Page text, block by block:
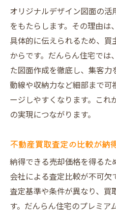
オリジナルデザイン図面の
をもたらします。その理由
具体的に伝えられるため、
からです。だんらん住宅では
た図面作成を徹底し、集客力
動線や収納力など細部まで
ージしやすくなります。こ
の実現につながります。
不動産買取査定の比較が納
納得できる売却価格を得る
会社による査定比較が不可
査定基準や条件が異なり、
す。だんらん住宅のプレミア